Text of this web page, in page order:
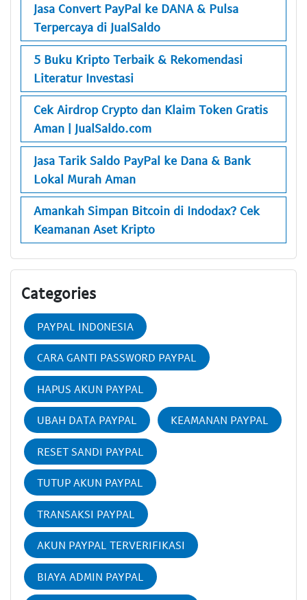
Jasa Convert PayPal ke DANA & Pulsa
Terpercaya di JualSaldo
5 Buku Kripto Terbaik & Rekomendasi
Literatur Investasi
Cek Airdrop Crypto dan Klaim Token Gratis
Aman | JualSaldo.com
Jasa Tarik Saldo PayPal ke Dana & Bank
Lokal Murah Aman
Amankah Simpan Bitcoin di Indodax? Cek
Keamanan Aset Kripto
Categories
PAYPAL INDONESIA
CARA GANTI PASSWORD PAYPAL
HAPUS AKUN PAYPAL
UBAH DATA PAYPAL KEAMANAN PAYPAL
RESET SANDI PAYPAL
TUTUP AKUN PAYPAL
TRANSAKSI PAYPAL
AKUN PAYPAL TERVERIFIKASI
BIAYA ADMIN PAYPAL